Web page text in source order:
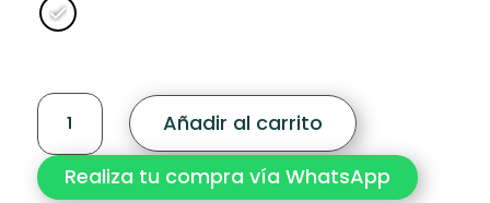
A247
2
cantidad
Añadir al carrito
Realiza tu compra vía WhatsApp